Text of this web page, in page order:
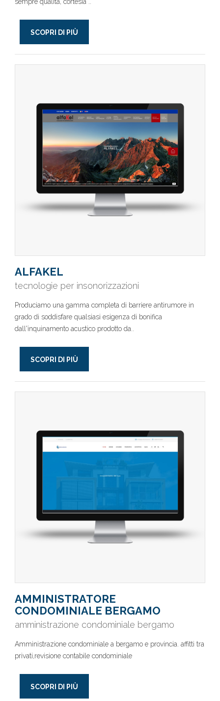
SCOPRI DI PIÙ
ALFAKEL
tecnologie per insonorizzazioni
Produciamo una gamma completa di barriere antirumore in
grado di soddisfare qualsiasi esigenza di bonifica
dall'inquinamento acustico prodotto da..
SCOPRI DI PIÙ
AMMINISTRATORE
CONDOMINIALE BERGAMO
amministrazione condominiale bergamo
Amministrazione condominiale a bergamo e provincia. affitti tra
privati,revisione contabile condominiale
SCOPRI DI PIÙ